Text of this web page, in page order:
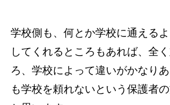
学校側も、何とか学校に通える
してくれるところもあれば、全
ろ、学校によって違いがかなり
も学校を頼れないという保護者